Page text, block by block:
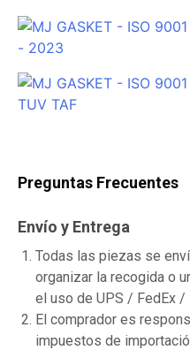
Preguntas Frecuentes
Envío y Entrega
Todas las piezas se
organizar la recogida o
el uso de UPS / FedEx /
El comprador es
impuestos de